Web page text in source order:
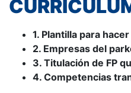
1. Plantilla para
2. Empresas del
3. Titulación de FP
4. Competencias